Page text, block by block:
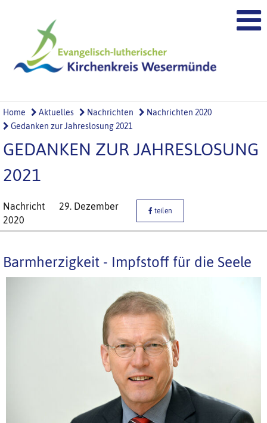
Home Aktuelles Nachrichten
Nachrichten 2020
Gedanken zur Jahreslosung 2021
GEDANKEN ZUR JAHRESLOSUNG
2021
Nachricht
29. Dezember
2020
teilen
Barmherzigkeit - Impfstoff für die Seele